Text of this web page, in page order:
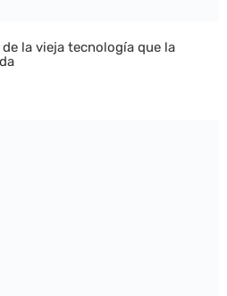
la vieja tecnología que la